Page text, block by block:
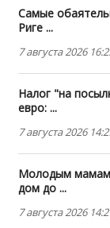
Самые
Риге ...
7 августа 2026
Налог "на
евро: ...
7 августа 2026
Молодым мамам
дом до ...
7 августа 2026